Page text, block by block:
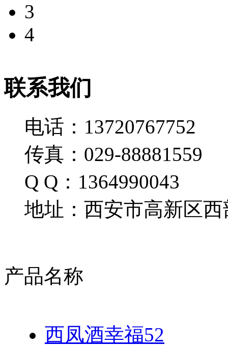
3
4
联系我们
电话：13720767752
传真：029-88881559
Q Q：1364990043
地址：西安市高新区西
产品名称
西凤酒幸福52